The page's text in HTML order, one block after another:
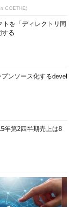
GOETHE)
を「ディレクトリ同
する
ンソース化するdevel
年第2四半期売上は8